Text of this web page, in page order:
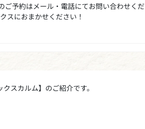
予約はメール・電話にてお問い合わせくだ
スにおまかせください！
スカルム】のご紹介です。